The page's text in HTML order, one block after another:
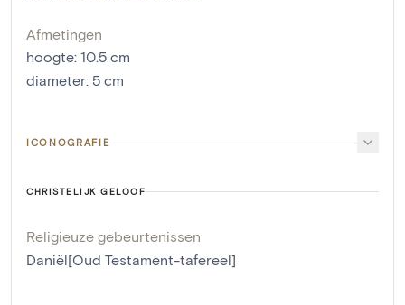
Afmetingen
hoogte: 10.5 cm
diameter: 5 cm
ICONOGRAFIE
CHRISTELIJK GELOOF
Religieuze gebeurtenissen
Daniël[Oud Testament-tafereel]